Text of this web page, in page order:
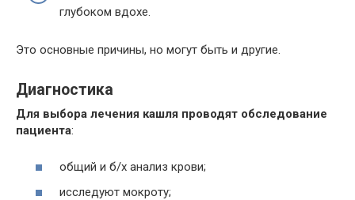
глубоком вдохе.
Это основные причины, но могут быть и другие.
Диагностика
Для выбора лечения кашля проводят обследование
пациента:
общий и б/х анализ крови;
исследуют мокроту;